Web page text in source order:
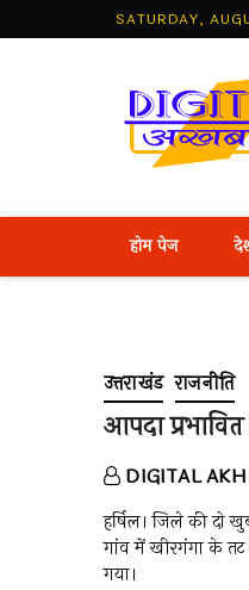
to
SATURDAY,
होम पेज
उत्तराखंड राजनीति
आपदा
DIGITAL
हर्षिल। जिले की दो
गांव में खीरगंगा के तट
गया।